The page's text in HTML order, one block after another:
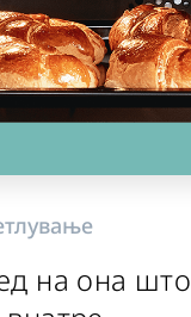
на она што